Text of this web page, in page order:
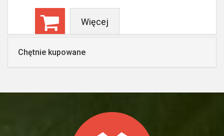
Więcej
Chętnie kupowane